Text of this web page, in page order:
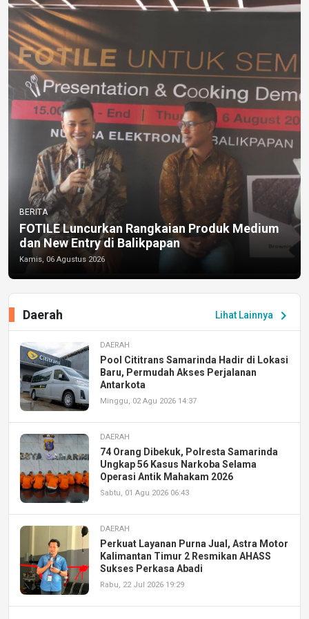
BERITA
FOTILE Luncurkan Rangkaian Produk Medium
dan New Entry di Balikpapan
Kamis, 06 Agustus 2026
Lihat Lainnya chevron_right
Daerah
DAERAH
Pool Cititrans Samarinda Hadir di Lokasi
Baru, Permudah Akses Perjalanan
Antarkota
Minggu, 02 Agu 2026 14:37
DAERAH
74 Orang Dibekuk, Polresta Samarinda
Ungkap 56 Kasus Narkoba Selama
Operasi Antik Mahakam 2026
Sabtu, 01 Agu 2026 06:43
DAERAH
Perkuat Layanan Purna Jual, Astra Motor
Kalimantan Timur 2 Resmikan AHASS
Sukses Perkasa Abadi
Rabu, 22 Jul 2026 19:29